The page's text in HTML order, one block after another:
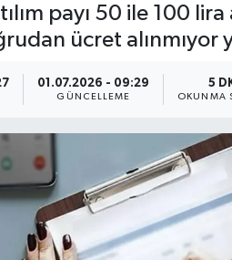
payı 50 ile 100
ücret alınmıyor
01.07.2026 - 09:29
GÜNCELLEME
5
OKUNMA